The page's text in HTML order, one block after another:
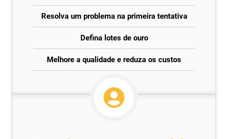
Resolva um problema na primeira tentativa
Defina lotes de ouro
Melhore a qualidade e reduza os custos